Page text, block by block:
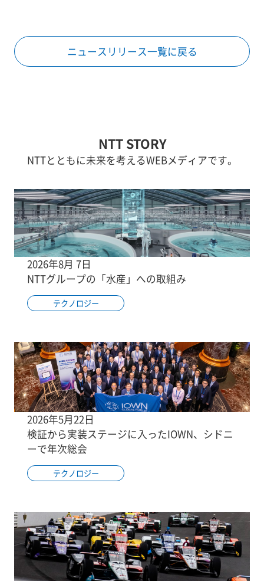
ニュースリリース一覧に戻る
NTT STORY
NTTとともに未来を考えるWEBメディアです。
2026年8月 7日
NTTグループの「水産」への取組み
テクノロジー
2026年5月22日
検証から実装ステージに入ったIOWN、シドニ
ーで年次総会
テクノロジー